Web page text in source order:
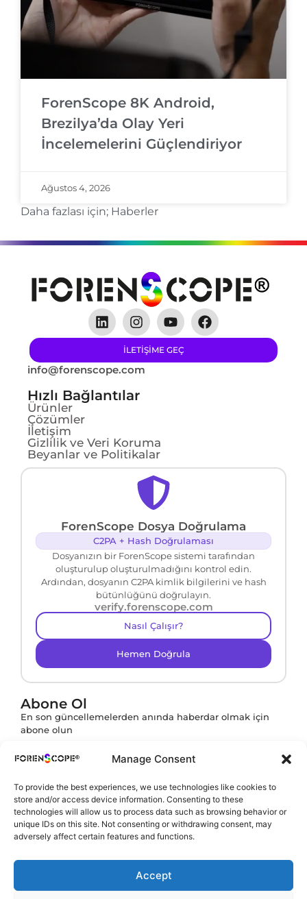
Manage Consent
To provide the best experiences, we use technologies like cookies to
store and/or access device information. Consenting to these
technologies will allow us to process data such as browsing behavior or
unique IDs on this site. Not consenting or withdrawing consent, may
adversely affect certain features and functions.
Accept
ForenScope 8K Android,
Brezilya’da Olay Yeri
İncelemelerini Güçlendiriyor
Ağustos 4, 2026
Daha fazlası için; Haberler
ILETIŞIME GEÇ
info@forenscope.com
Hızlı Bağlantılar
Ürünler
Çözümler
İletişim
Gizlilik ve Veri Koruma
Beyanlar ve Politikalar
ForenScope Dosya Doğrulama
C2PA + Hash Doğrulaması
Dosyanızın bir ForenScope sistemi tarafından
oluşturulup oluşturulmadığını kontrol edin.
Ardından, dosyanın C2PA kimlik bilgilerini ve hash
bütünlüğünü doğrulayın.
verify.forenscope.com
Nasıl Çalışır?
Hemen Doğrula
Abone Ol
En son güncellemelerden anında haberdar olmak için
abone olun
Abone ol butonuna tıklayarakKVKK Politikamızı
onaylamış olursunuz.